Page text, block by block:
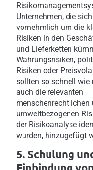
Unternehmen, die
vornehmlich um die
Risiken in den
und Lieferketten
Währungsrisiken,
Risiken oder
sollten so schnell wie
auch die relevanten
menschenrechtlichen
umweltbezogenen
der Risikoanalyse
wurden, hinzugefügt
5. Schulung
Einbindung von